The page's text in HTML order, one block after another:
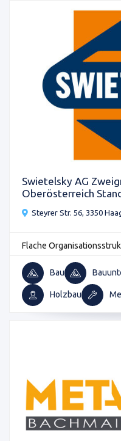
Swietelsky AG
Oberösterreich
Steyrer Str. 56, 3350
Flache
Bau
Holzbau